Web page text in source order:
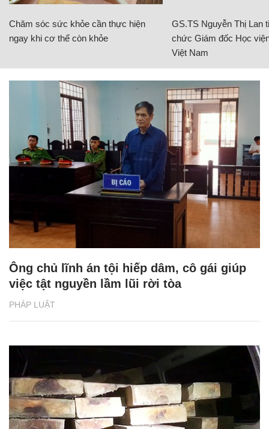
Chăm sóc sức khỏe cần thực hiện
ngay khi cơ thể còn khỏe
GS.TS Nguyễn Thị Lan
chức Giám đốc Học
Việt Nam
PHÁP LUẬT
Ông chủ lĩnh án tội hiếp dâm, cô gái giúp
việc tật nguyền lầm lũi rời tòa